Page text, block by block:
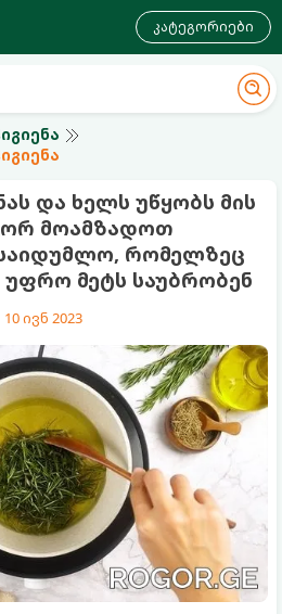
კატეგორიები
და ხელს უწყობს მის
მოამზადოთ
რომელზეც
მეტს საუბრობენ
10 ივნ 2023